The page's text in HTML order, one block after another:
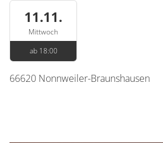
11.11.
Mittwoch
ab 18:00
66620 Nonnweiler-Braunshausen